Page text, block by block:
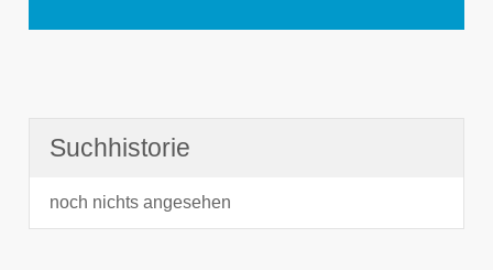
Suchhistorie
noch nichts angesehen